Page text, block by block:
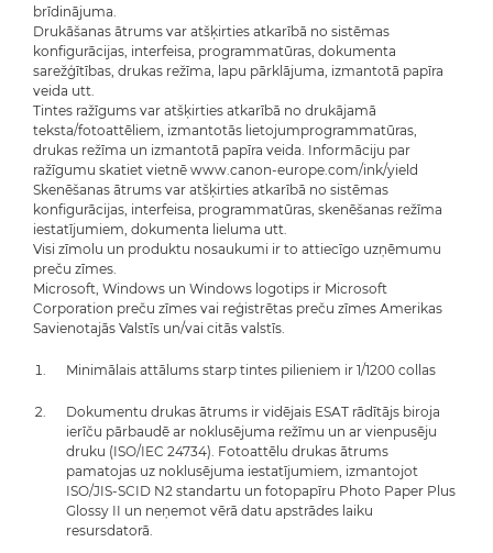
brīdinājuma.
Drukāšanas ātrums var atšķirties atkarībā no sistēmas
konfigurācijas, interfeisa, programmatūras, dokumenta
sarežģītības, drukas režīma, lapu pārklājuma, izmantotā papīra
veida utt.
Tintes ražīgums var atšķirties atkarībā no drukājamā
teksta/fotoattēliem, izmantotās lietojumprogrammatūras,
drukas režīma un izmantotā papīra veida. Informāciju par
ražīgumu skatiet vietnē www.canon-europe.com/ink/yield
Skenēšanas ātrums var atšķirties atkarībā no sistēmas
konfigurācijas, interfeisa, programmatūras, skenēšanas režīma
iestatījumiem, dokumenta lieluma utt.
Visi zīmolu un produktu nosaukumi ir to attiecīgo uzņēmumu
preču zīmes.
Microsoft, Windows un Windows logotips ir Microsoft
Corporation preču zīmes vai reģistrētas preču zīmes Amerikas
Savienotajās Valstīs un/vai citās valstīs.
Minimālais attālums starp tintes pilieniem ir 1/1200 collas
Dokumentu drukas ātrums ir vidējais ESAT rādītājs biroja
ierīču pārbaudē ar noklusējuma režīmu un ar vienpusēju
druku (ISO/IEC 24734). Fotoattēlu drukas ātrums
pamatojas uz noklusējuma iestatījumiem, izmantojot
ISO/JIS-SCID N2 standartu un fotopapīru Photo Paper Plus
Glossy II un neņemot vērā datu apstrādes laiku
resursdatorā.